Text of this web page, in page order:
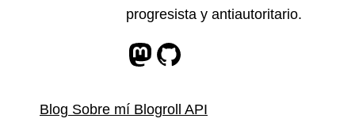
progresista y antiautoritario.
Perfil de Mastodon
Perfil de Github
Blog Sobre mí Blogroll API